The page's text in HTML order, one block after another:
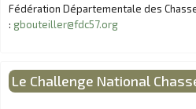
Fédération Départementale des
: gbouteiller@fdc57.org
Le Challenge National